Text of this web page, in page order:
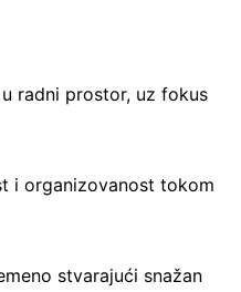
radni prostor, uz fokus
i organizovanost tokom
stvarajući snažan